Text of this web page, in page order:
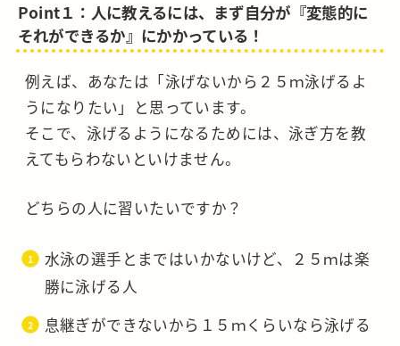
Point１：人に教えるには、まず自分が『変態的に
それができるか』にかかっている！
例えば、あなたは「泳げないから２５ｍ泳げるよ
うになりたい」と思っています。
そこで、泳げるようになるためには、泳ぎ方を教
えてもらわないといけません。
どちらの人に習いたいですか？
水泳の選手とまではいかないけど、２５ｍは楽
勝に泳げる人
息継ぎができないから１５ｍくらいなら泳げる